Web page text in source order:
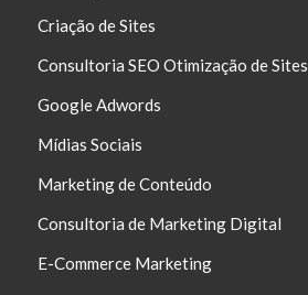
Criação de Sites
Consultoria SEO Otimização de Sites
Google Adwords
Mídias Sociais
Marketing de Conteúdo
Consultoria de Marketing Digital
E-Commerce Marketing